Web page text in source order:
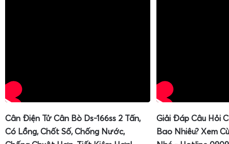
Cân Điện Tử Cân Bò Ds-166ss 2 Tấn,
Có Lồng, Chốt Số, Chống Nước,
Giải Đáp Câu Hỏi
Bao Nhiêu? Xem